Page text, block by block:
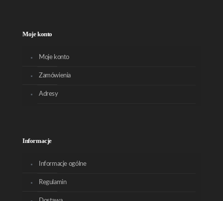
Moje konto
Moje konto
Zamówienia
Adresy
Informacje
Informacje ogólne
Regulamin